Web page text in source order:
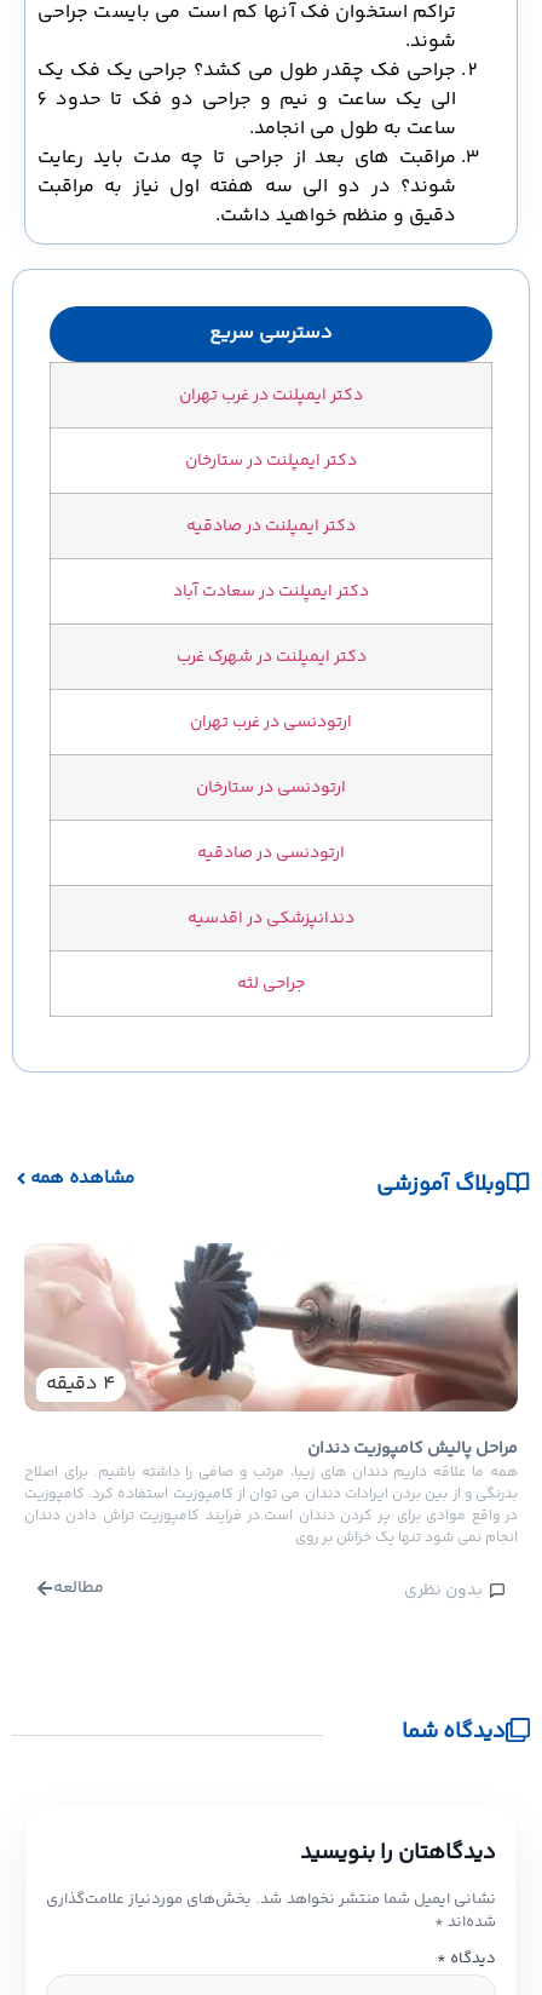
تراکم استخوان فک آنها کم است می بایست جراحی
شوند.
جراحی فک چقدر طول می کشد؟ جراحی یک فک یک
الی یک ساعت و نیم و جراحی دو فک تا حدود 6
ساعت به طول می انجامد.
مراقبت های بعد از جراحی تا چه مدت باید رعایت
شوند؟ در دو الی سه هفته اول نیاز به مراقبت
دقیق و منظم خواهید داشت.
دسترسی سریع
دکتر ایمپلنت در غرب تهران
دکتر ایمپلنت در ستارخان
دکتر ایمپلنت در صادقیه
دکتر ایمپلنت در سعادت آباد
دکتر ایمپلنت در شهرک غرب
ارتودنسی در غرب تهران
ارتودنسی در ستارخان
ارتودنسی در صادقیه
دندانپزشکی در اقدسیه
جراحی لثه
وبلاگ آموزشی مشاهده همه
4دقیقه
پالیش کامپوزیت دندان
ما علاقه داریم دندان های زیبا، مرتب و صافی را داشته باشیم. برای اصلاح
و از بین بردن ایرادات دندان می توان از کامپوزیت استفاده کرد. کامپوزیت
واقع موادی برای پر کردن دندان است.در فرایند کامپوزیت تراش دادن دندان
نمی شود تنها یک خراش بر روی
بدون نظری مطالعه
یکی
دیدگاه شما
دیدگاهتان را بنویسید
نشانی ایمیل شما منتشر نخواهد شد. بخش‌های موردنیاز علامت‌گذاری
شده‌اند*
دیدگاه*